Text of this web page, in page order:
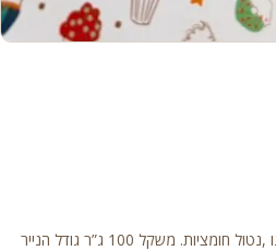
נייר איטלקי מעוצב נטול עץ -פבריאנו ,נטול חומציות. משקל 100 ג”ר גודל הנייר